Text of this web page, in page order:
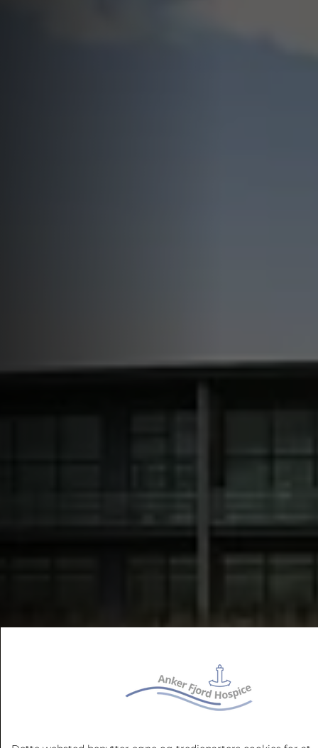
Støtteforeningen gør
hverdagen lidt nemmere
Støtteforeningen for Anker Fjord